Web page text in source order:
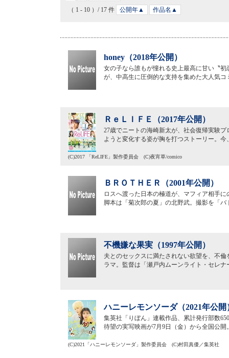
（ 1 - 10 ）/ 17 件
公開年▲ 作品名▲
honey（2018年公開）
女の子なら誰もが憧れる史上最高に甘い〝
が、中高生に圧倒的な支持を集めた大人気
ＲｅＬＩＦＥ（2017年公開）
27歳でニートの海崎新太が、社会復帰実験
ようと変化する姿が胸を打つストーリー。
(C)2017 「ReLIFE」製作委員会 (C)夜宵草/comico
ＢＲＯＴＨＥＲ（2001年公開）
ロスへ渡った日本の極道が、マフィア相手
脚本は「菊次郎の夏」の北野武。撮影を「
不機嫌な果実（1997年公開）
夫とのセックスに満たされない欲望を、不
ラマ。監督は「瀬戸内ムーンライト・セレ
ハニーレモンソーダ（2021年公開
集英社「りぼん」連載作品、累計発行部数
待望の実写映画が7月9日（金）から全国公
(C)2021「ハニーレモンソーダ」製作委員会 (C)村田真優／集英社